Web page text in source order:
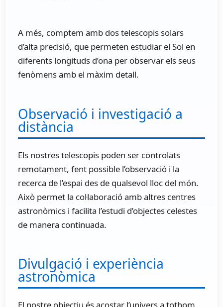
A més, comptem amb dos telescopis solars
d’alta precisió, que permeten estudiar el Sol en
diferents longituds d’ona per observar els seus
fenòmens amb el màxim detall.
Observació i investigació a
distància
Els nostres telescopis poden ser controlats
remotament, fent possible l’observació i la
recerca de l’espai des de qualsevol lloc del món.
Això permet la col·laboració amb altres centres
astronòmics i facilita l’estudi d’objectes celestes
de manera continuada.
Divulgació i experiència
astronòmica
El nostre objectiu és acostar l’univers a tothom,